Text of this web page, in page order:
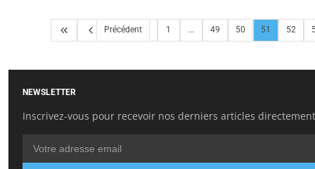
Précédent 1 ... 49 50 51 52
NEWSLETTER
Inscrivez-vous pour recevoir nos derniers articles